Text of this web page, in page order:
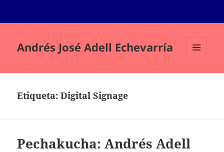
Andrés José Adell Echevarría
Etiqueta:Digital Signage
Pechakucha: Andrés Adell